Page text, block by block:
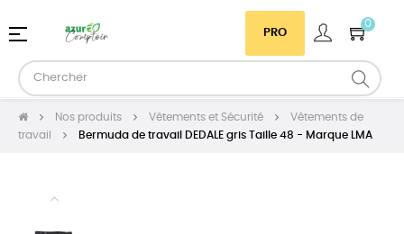
PRO
0
Basculer
navigation
☰
Nos produits Vêtements et Sécurité
Vêtements de
travail
Bermuda de travail DEDALE gris Taille 48 - Marque LMA